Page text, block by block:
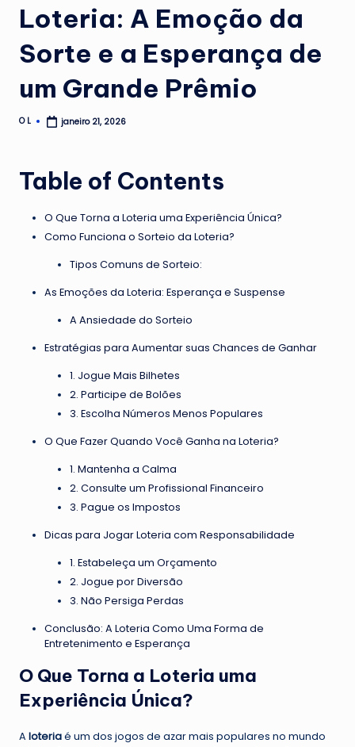
Loteria: A Emoção da
Sorte e a Esperança de
um Grande Prêmio
Posted
O L janeiro 21, 2026
Table of Contents
O Que Torna a Loteria uma Experiência Única?
Como Funciona o Sorteio da Loteria?
Tipos Comuns de Sorteio:
As Emoções da Loteria: Esperança e Suspense
A Ansiedade do Sorteio
Estratégias para Aumentar suas Chances de Ganhar
1. Jogue Mais Bilhetes
2. Participe de Bolões
3. Escolha Números Menos Populares
O Que Fazer Quando Você Ganha na Loteria?
1. Mantenha a Calma
2. Consulte um Profissional Financeiro
3. Pague os Impostos
Dicas para Jogar Loteria com Responsabilidade
1. Estabeleça um Orçamento
2. Jogue por Diversão
3. Não Persiga Perdas
Conclusão: A Loteria Como Uma Forma de
Entretenimento e Esperança
O Que Torna a Loteria uma
Experiência Única?
A loteriaé um dos jogos de azar mais populares no mundo